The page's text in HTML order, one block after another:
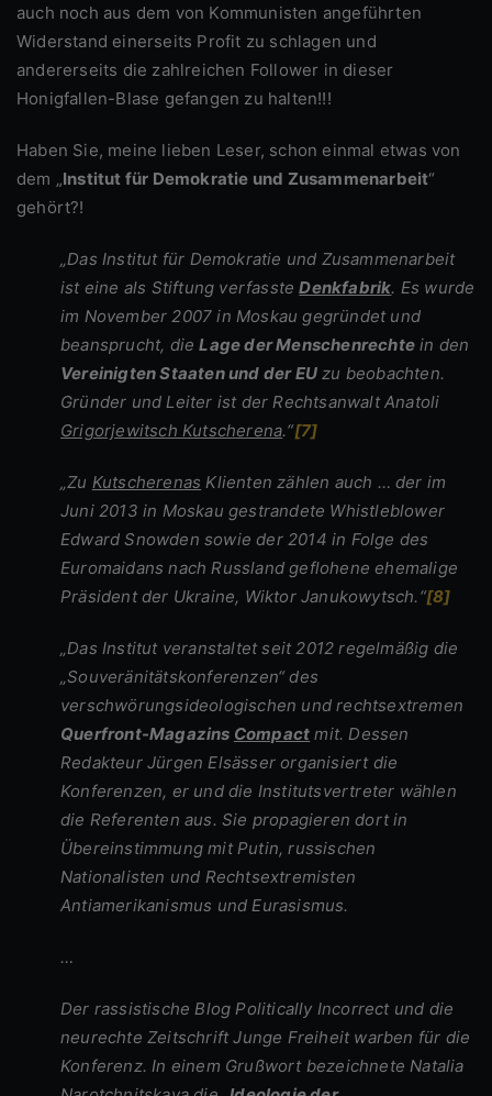
auch noch aus dem von Kommunisten angeführten
Widerstand einerseits Profit zu schlagen und
andererseits die zahlreichen Follower in dieser
Honigfallen-Blase gefangen zu halten!!!
Haben Sie, meine lieben Leser, schon einmal etwas von
dem „Institut für Demokratie und Zusammenarbeit“
gehört?!
„Das Institut für Demokratie und Zusammenarbeit
ist eine als Stiftung verfassteDenkfabrik. Es wurde
im November 2007 in Moskau gegründet und
beansprucht, dieLage der Menschenrechte in den
Vereinigten Staaten und der EU zu beobachten.
Gründer und Leiter ist der Rechtsanwalt Anatoli
Grigorjewitsch Kutscherena.“[7]
„Zu Kutscherenas Klienten zählen auch … der im
Juni 2013 in Moskau gestrandete Whistleblower
Edward Snowden sowie der 2014 in Folge des
Euromaidans nach Russland geflohene ehemalige
Präsident der Ukraine, Wiktor Janukowytsch.“[8]
„Das Institut veranstaltet seit 2012 regelmäßig die
„Souveränitätskonferenzen“ des
verschwörungsideologischen und rechtsextremen
Querfront-Magazins Compact mit. Dessen
Redakteur Jürgen Elsässer organisiert die
Konferenzen, er und die Institutsvertreter wählen
die Referenten aus. Sie propagieren dort in
Übereinstimmung mit Putin, russischen
Nationalisten und Rechtsextremisten
Antiamerikanismus und Eurasismus.
…
Der rassistische Blog Politically Incorrect und die
neurechte Zeitschrift Junge Freiheit warben für die
Konferenz. In einem Grußwort bezeichnete Natalia